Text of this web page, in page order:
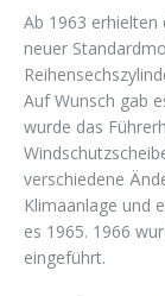
Ab 1963 erhielten
neuer
Auf Wunsch gab
wurde das
verschiedene
Klimaanlage und
es 1965. 1966
eingeführt.